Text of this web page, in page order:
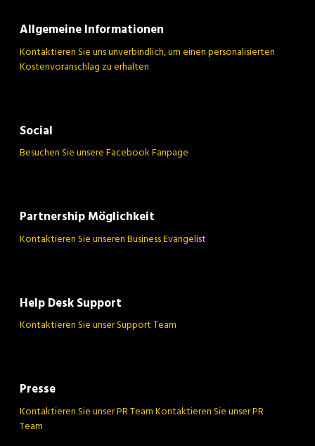
Kontaktieren Sie uns
Werden Sie ein Erfolgspartner
Allgemeine Informationen
Kontaktieren Sie uns unverbindlich, um einen personalisierten
Kostenvoranschlag zu erhalten
Social
Besuchen Sie unsere Facebook Fanpage
Partnership Möglichkeit
Kontaktieren Sie unseren Business Evangelist
Help Desk Support
Kontaktieren Sie unser Support Team
Presse
Kontaktieren Sie unser PR Team Kontaktieren Sie unser PR
Team